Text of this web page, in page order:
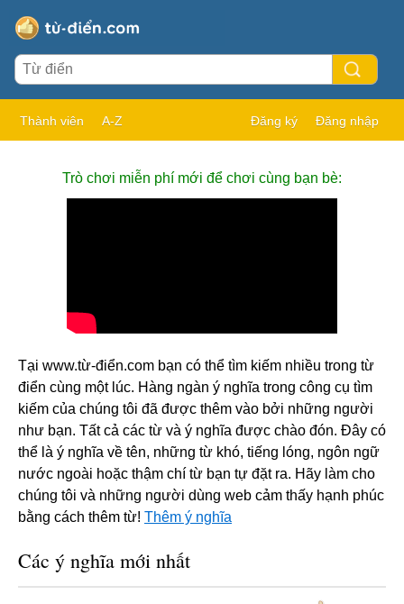
Thành viên A-Z Đăng ký Đăng nhập
Trò chơi miễn phí mới để chơi cùng bạn bè:
Tại www.từ-điển.com bạn có thể tìm kiếm nhiều trong từ
điển cùng một lúc. Hàng ngàn ý nghĩa trong công cụ tìm
kiếm của chúng tôi đã được thêm vào bởi những người
như bạn. Tất cả các từ và ý nghĩa được chào đón. Đây có
thể là ý nghĩa về tên, những từ khó, tiếng lóng, ngôn ngữ
nước ngoài hoặc thậm chí từ bạn tự đặt ra. Hãy làm cho
chúng tôi và những người dùng web cảm thấy hạnh phúc
bằng cách thêm từ! Thêm ý nghĩa
Các ý nghĩa mới nhất